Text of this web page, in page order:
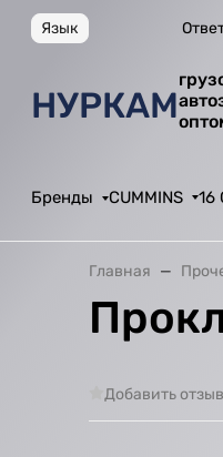
Язык
НУРКАМ
Бренды CUMMINS 16
Главная
Добавить отзыв